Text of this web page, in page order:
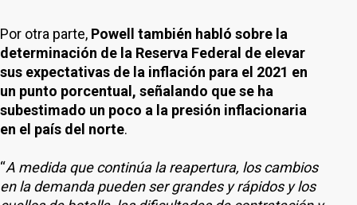
Por otra parte, Powell también habló sobre la
determinación de la Reserva Federal de elevar
sus expectativas de la inflación para el 2021 en
un punto porcentual, señalando que se ha
subestimado un poco a la presión inflacionaria
en el país del norte.
“A medida que continúa la reapertura, los cambios
en la demanda pueden ser grandes y rápidos y los